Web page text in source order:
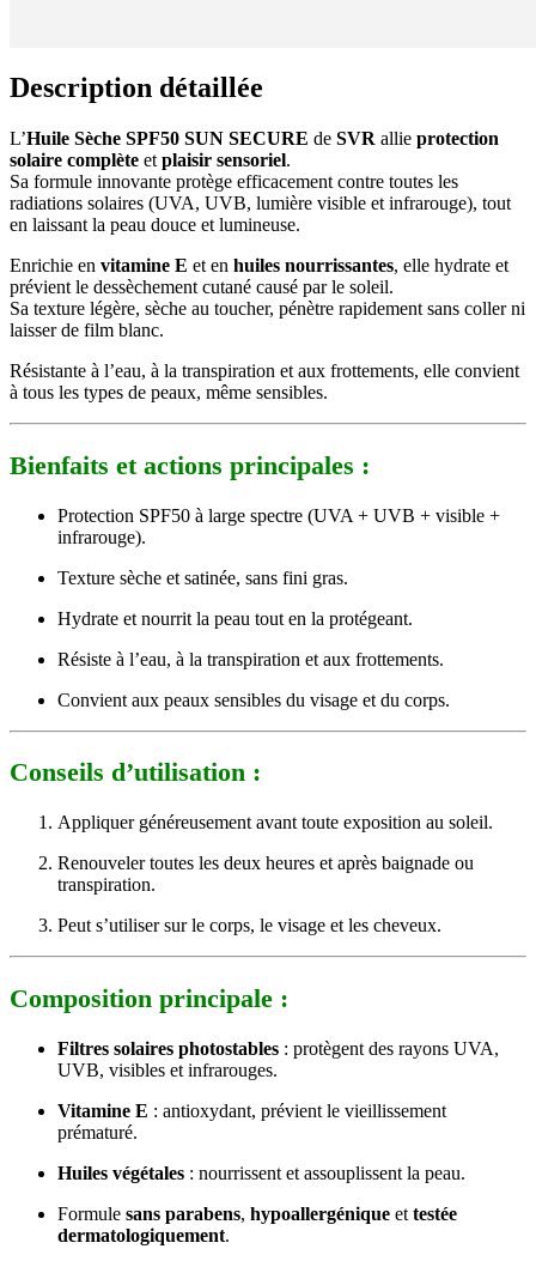
Description détaillée
L’Huile Sèche SPF50 SUN SECURE de SVR allie protection
solaire complète et plaisir sensoriel.
Sa formule innovante protège efficacement contre toutes les
radiations solaires (UVA, UVB, lumière visible et infrarouge), tout
en laissant la peau douce et lumineuse.
Enrichie en vitamine E et en huiles nourrissantes, elle hydrate et
prévient le dessèchement cutané causé par le soleil.
Sa texture légère, sèche au toucher, pénètre rapidement sans coller ni
laisser de film blanc.
Résistante à l’eau, à la transpiration et aux frottements, elle convient
à tous les types de peaux, même sensibles.
Bienfaits et actions principales :
Protection SPF50 à large spectre (UVA + UVB + visible +
infrarouge).
Texture sèche et satinée, sans fini gras.
Hydrate et nourrit la peau tout en la protégeant.
Résiste à l’eau, à la transpiration et aux frottements.
Convient aux peaux sensibles du visage et du corps.
Conseils d’utilisation :
Appliquer généreusement avant toute exposition au soleil.
Renouveler toutes les deux heures et après baignade ou
transpiration.
Peut s’utiliser sur le corps, le visage et les cheveux.
Composition principale :
Filtres solaires photostables : protègent des rayons UVA,
UVB, visibles et infrarouges.
Vitamine E : antioxydant, prévient le vieillissement
prématuré.
Huiles végétales : nourrissent et assouplissent la peau.
Formule sans parabens, hypoallergénique et testée
dermatologiquement.